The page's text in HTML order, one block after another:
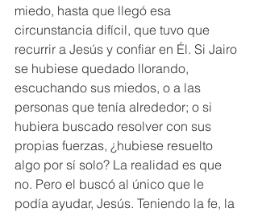
miedo, hasta que llegó esa
circunstancia difícil, que tuvo que
recurrir a Jesús y confiar en Él. Si Jairo
se hubiese quedado llorando,
escuchando sus miedos, o a las
personas que tenía alrededor; o si
hubiera buscado resolver con sus
propias fuerzas, ¿hubiese resuelto
algo por sí solo? La realidad es que
no. Pero el buscó al único que le
podía ayudar, Jesús. Teniendo la fe, la